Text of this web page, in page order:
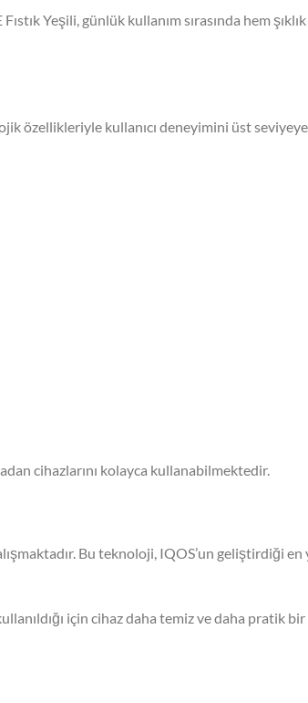
Fıstık Yeşili, günlük kullanım sırasında hem
özellikleriyle kullanıcı deneyimini üst
cihazlarını kolayca kullanabilmektedir.
Bu teknoloji, IQOS’un geliştirdiği
için cihaz daha temiz ve daha pratik